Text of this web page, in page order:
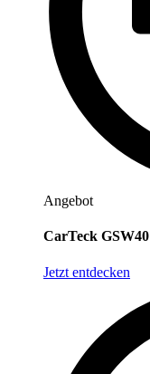
Angebot
CarTeck GSW40
Jetzt entdecken